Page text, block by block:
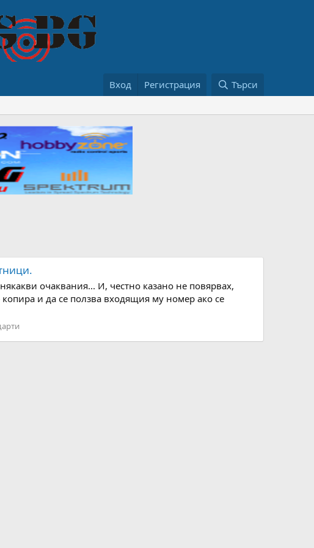
Вход Регистрация Търси
очаквания... И, честно казано не повярвах,
и да се ползва входящия му номер ако се